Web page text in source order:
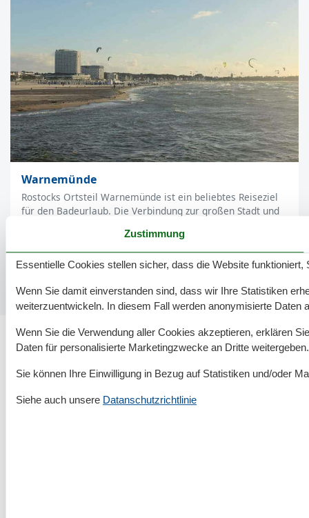
Warnemünde
Rostocks Ortsteil Warnemünde ist ein beliebtes Reiseziel
für den Badeurlaub. Die Verbindung zur großen Stadt und
Ostseebad. Das prominente Seebad Warnemünde…
Weiterlesen
34 Ferienwohnungen in Bastorf flott buchen!
Zustimmung
Essentielle Cookies stellen sicher, dass die Website
Wenn Sie damit einverstanden sind, dass wir Ihre Statistiken
weiterzuentwickeln. In diesem Fall werden anonymisierte Daten
Wenn Sie die Verwendung aller Cookies akzeptieren, erklären
Daten für personalisierte Marketingzwecke an Dritte weitergeben.
Sie können Ihre Einwilligung in Bezug auf Statistiken und/oder
Siehe auch unsere Datanschutzrichtlinie